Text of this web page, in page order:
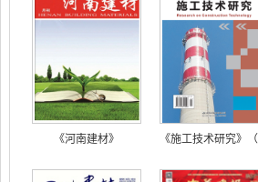
《河南建材》